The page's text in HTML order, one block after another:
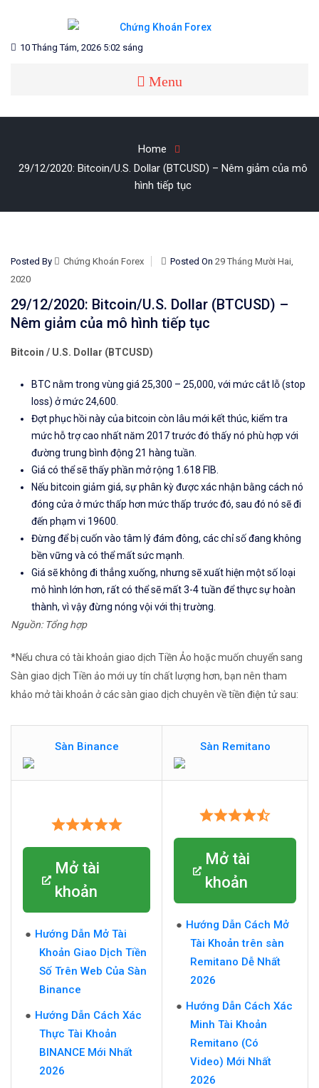
content
CHỨNG KHOÁN FOREX
Blog chia sẻ về Chứng Khoán và Forex
10 Tháng Tám, 2026 5:02 sáng
Menu
Home
29/12/2020: Bitcoin/U.S. Dollar (BTCUSD) – Nêm giảm của mô
hình tiếp tục
Posted By Chứng Khoán Forex Posted On 29 Tháng Mười Hai,
2020
29/12/2020: Bitcoin/U.S. Dollar (BTCUSD) –
Nêm giảm của mô hình tiếp tục
Bitcoin / U.S. Dollar (BTCUSD)
BTC nằm trong vùng giá25,300 – 25,000, với mức cắt lỗ (stop
loss) ở mức 24,600.
Đợt phục hồi này của bitcoin còn lâu mới kết thúc, kiểm tra
mức hỗ trợ cao nhất năm 2017 trước đó thấy nó phù hợp với
đường trung bình động 21 hàng tuần.
Giá có thể sẽ thấy phần mở rộng 1.618 FIB.
Nếu bitcoin giảm giá, sự phân kỳ được xác nhận bằng cách nó
đóng cửa ở mức thấp hơn mức thấp trước đó, sau đó nó sẽ đi
đến phạm vi 19600.
Đừng để bị cuốn vào tâm lý đám đông, các chỉ số đang không
bền vững và có thể mất sức mạnh.
Giá sẽ không đi thẳng xuống, nhưng sẽ xuất hiện một số loại
mô hình lớn hơn, rất có thể sẽ mất 3-4 tuần để thực sự hoàn
thành, vì vậy đừng nóng vội với thị trường.
Nguồn: Tổng hợp
*Nếu chưa có tài khoản giao dịch Tiền Ảo hoặc muốn chuyển sang
Sàn giao dịch Tiền ảo mới uy tín chất lượng hơn, bạn nên tham
khảo mở tài khoản ở các sàn giao dịch chuyên về tiền điện tử sau:
Sàn Binance Sàn Remitano
Mở tài
khoản
Hướng Dẫn Mở Tài
Khoản Giao Dịch Tiền
Số Trên Web Của Sàn
Binance
Hướng Dẫn Cách Xác
Thực Tài Khoản
BINANCE Mới Nhất
2026
Mở tài
khoản
Hướng Dẫn Cách Mở
Tài Khoản trên sàn
Remitano Dễ Nhất
2026
Hướng Dẫn Cách Xác
Minh Tài Khoản
Remitano (Có
Video) Mới Nhất
2026